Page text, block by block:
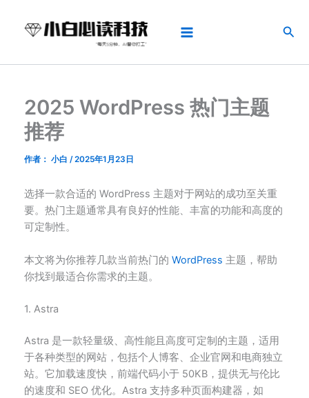
Menu
搜
2025 WordPress 热门主题
推荐
作者： 小白 /2025年1月23日
选择一款合适的 WordPress 主题对于网站的成功至关重
要。热门主题通常具有良好的性能、丰富的功能和高度的
可定制性。
本文将为你推荐几款当前热门的 WordPress 主题，帮助
你找到最适合你需求的主题。
1. Astra
Astra 是一款轻量级、高性能且高度可定制的主题，适用
于各种类型的网站，包括个人博客、企业官网和电商独立
站。它加载速度快，前端代码小于 50KB，提供无与伦比
的速度和 SEO 优化。Astra 支持多种页面构建器，如